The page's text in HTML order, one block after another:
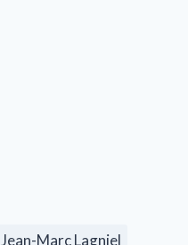
Jean-Marc Lagniel